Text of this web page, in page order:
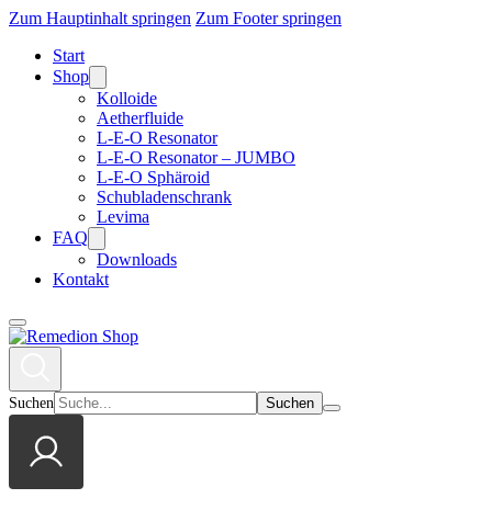
Zum Hauptinhalt springen Zum Footer springen
Start
Shop
Kolloide
Aetherfluide
L-E-O Resonator
L-E-O Resonator – JUMBO
L-E-O Sphäroid
Schubladenschrank
Levima
FAQ
Downloads
Kontakt
Suchen